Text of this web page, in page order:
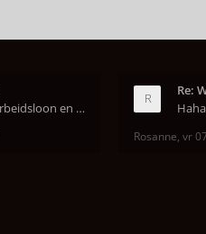
In Nederland is het arbeidsloon en de winkelhuur o
Re:
Rosanne, vr